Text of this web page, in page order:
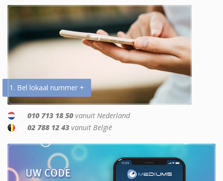
1. Bel lokaal nummer +
010 713 18 50 vanuit Nederland
02 788 12 43 vanuit België